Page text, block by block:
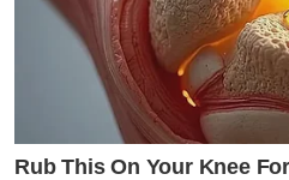
Rub This On Your Knee